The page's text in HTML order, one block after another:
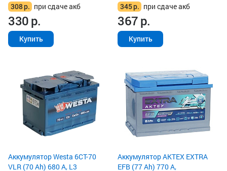
308р. при сдаче акб
330р.
Купить
345р. при сдаче акб
367р.
Купить
Аккумулятор Westa 6СТ-70
VLR (70 Ah) 680 А, L3
Аккумулятор AKTEX EXTRA
EFB (77 Ah) 770 А,